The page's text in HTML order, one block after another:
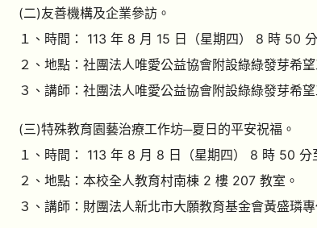
(二)友善機構及企業參訪。
１、時間： 113 年 8 月 15 日（星期四） 8 時 50
２、地點：社團法人唯愛公益協會附設綠綠發芽希望
３、講師：社團法人唯愛公益協會附設綠綠發芽希
(三)特殊教育園藝治療工作坊─夏日的平安祝福。
１、時間： 113 年 8 月 8 日（星期四） 8 時 50 分
２、地點：本校全人教育村南棟 2 樓 207 教室。
３、講師：財團法人新北市大願教育基金會黃盛璘